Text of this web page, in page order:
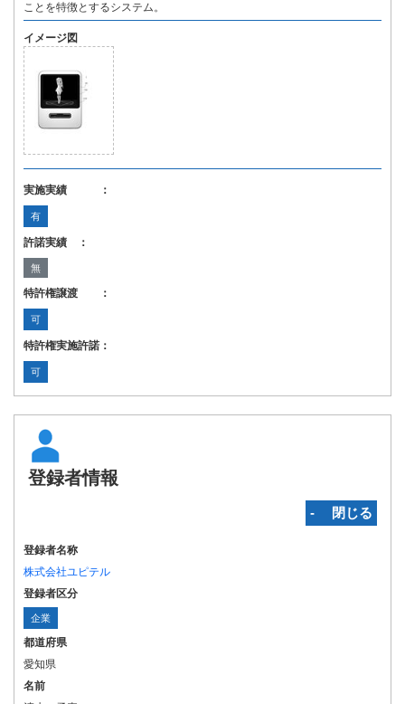
ことを特徴とするシステム。
イメージ図
実施実績 ：
有
許諾実績 ：
無
特許権譲渡 ：
可
特許権実施許諾：
可
登録者情報
‐ 閉じる
登録者名称
株式会社ユピテル
登録者区分
企業
都道府県
愛知県
名前